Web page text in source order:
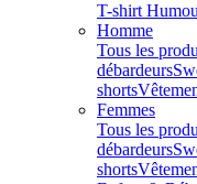
T-shirt
Homme
Tous les
débardeurs
shorts
Femmes
Tous les
débardeurs
shorts